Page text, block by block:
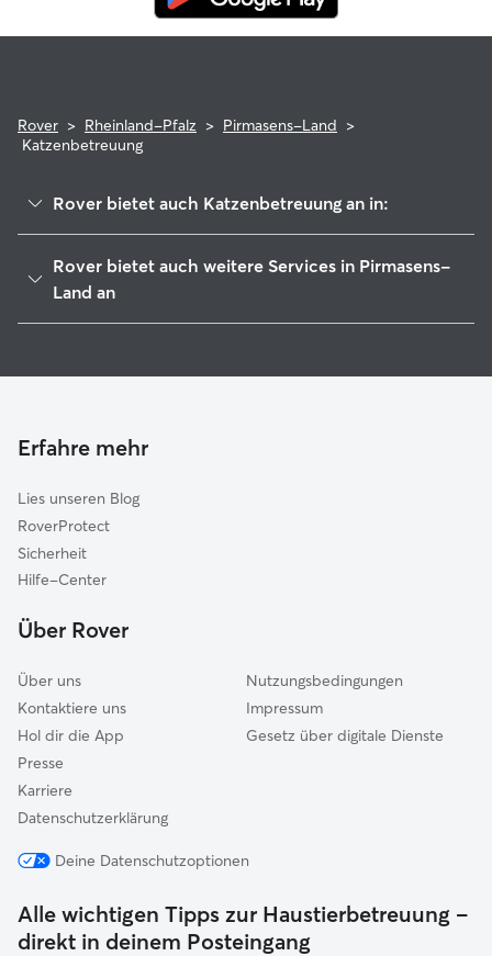
Rover > Rheinland-Pfalz > Pirmasens-Land >
Katzenbetreuung
Rover bietet auch Katzenbetreuung an in:
Zweibrücken-Land
Homburg
Blieskastel
Hauenstein
Kaiserslautern-Süd
Rover bietet auch weitere Services in Pirmasens-
Land an
Hundekindergarten in Pirmasens-Land
Erfahre mehr
Lies unseren Blog
RoverProtect
Sicherheit
Hilfe-Center
Über Rover
Über uns
Kontaktiere uns
Hol dir die App
Presse
Karriere
Datenschutzerklärung
Nutzungsbedingungen
Impressum
Gesetz über digitale Dienste
Deine Datenschutzoptionen
Alle wichtigen Tipps zur Haustierbetreuung –
direkt in deinem Posteingang